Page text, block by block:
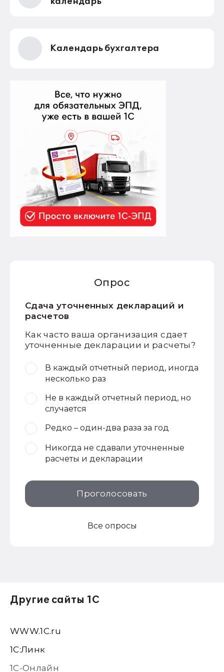
Календарь бухгалтера
Опрос
Сдача уточненных деклараций и
расчетов
Как часто ваша организация сдает
уточненные декларации и расчеты?
В каждый отчетный период, иногда
несколько раз
Не в каждый отчетный период, но
случается
Редко – один-два раза за год
Никогда не сдавали уточненные
расчеты и декларации
Проголосовать
Все опросы
Другие сайты 1С
WWW.1С.ru
1С:Линк
1С-Онлайн